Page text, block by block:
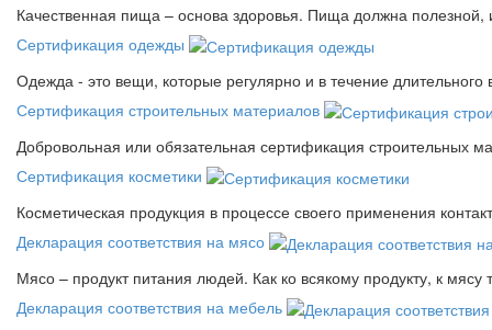
Качественная пища – основа здоровья. Пища должна
Сертификация одежды
Одежда - это вещи, которые регулярно и в течение
Сертификация строительных материалов
Добровольная или обязательная сертификация строительных
Сертификация косметики
Косметическая продукция в процессе своего применения
Декларация соответствия на мясо
Мясо – продукт питания людей. Как ко всякому продукту, к мясу
Декларация соответствия на мебель